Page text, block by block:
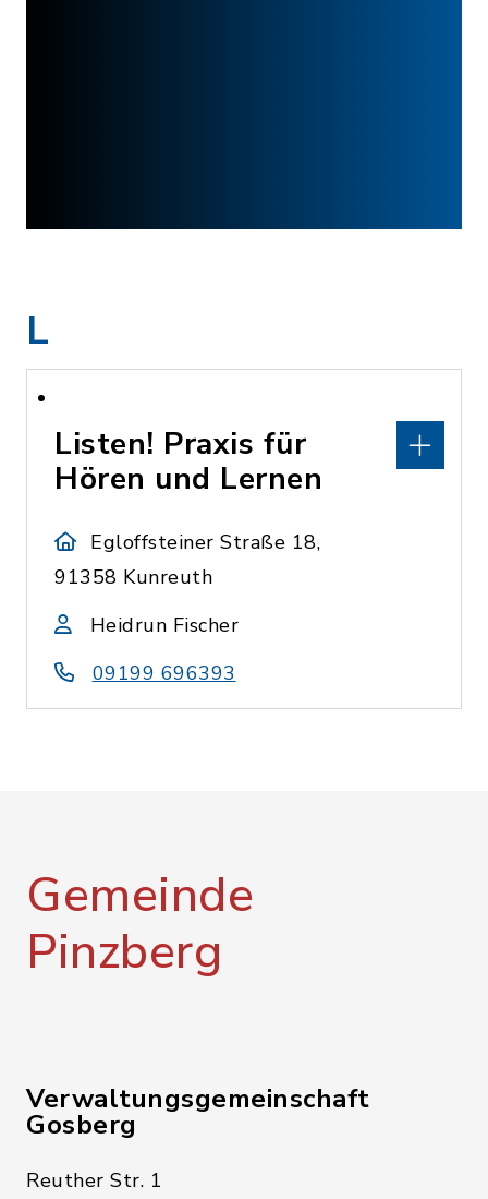
L
Listen! Praxis für
Hören und Lernen
Egloffsteiner Straße 18,
91358 Kunreuth
Heidrun Fischer
09199 696393
Gemeinde
Pinzberg
Verwaltungsgemeinschaft
Gosberg
Reuther Str. 1